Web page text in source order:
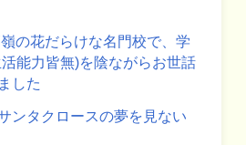
の花だらけな名門校で、学
能力皆無)を陰ながらお世話
した
ンタクロースの夢を見ない